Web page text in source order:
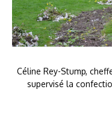
Céline Rey-Stump,
supervisé la